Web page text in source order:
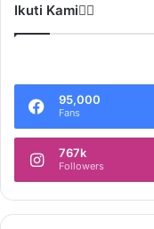
Ikuti Kami❤️‍🔥
95,000
Fans
767k
Followers